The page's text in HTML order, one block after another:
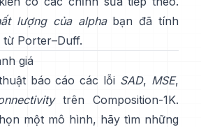
lượng của alphabạn đã tính
từ Porter–Duff.
giá
báo cáo các lỗi SAD, MSE,
trên Composition-1K.
một mô hình, hãy tìm những